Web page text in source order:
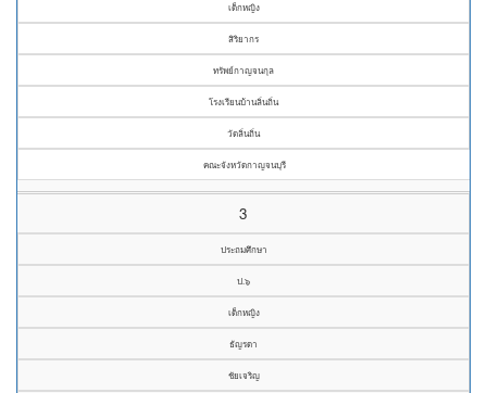
เด็กหญิง
สิริยากร
ทรัพย์กาญจนกุล
โรงเรียนบ้านลิ่นถิ่น
วัดลิ่นถิ่น
คณะจังหวัดกาญจนบุรี
3
ประถมศึกษา
ป.๖
เด็กหญิง
ธัญรดา
ชัยเจริญ